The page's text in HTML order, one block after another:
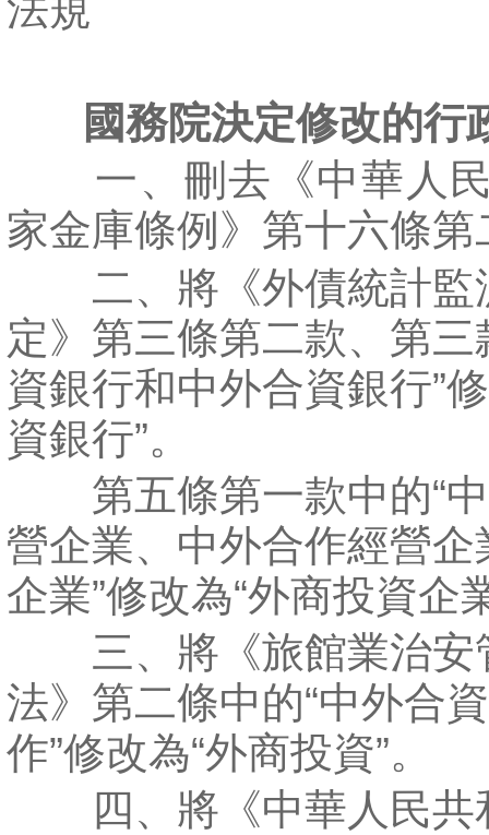
國務院決定修改的行
一、刪去《中華人民
家金庫條例》第十六條第
二、將《外債統計監
定》第三條第二款、第三
資銀行和中外合資銀行”
資銀行”。
第五條第一款中的“中
營企業、中外合作經營企
企業”修改為“外商投資企
三、將《旅館業治安
法》第二條中的“中外合
作”修改為“外商投資”。
四、將《中華人民共